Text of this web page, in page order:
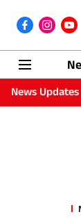
News Updates